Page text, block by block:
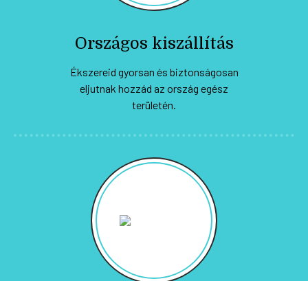
Országos kiszállítás
Ékszereid gyorsan és biztonságosan
eljutnak hozzád az ország egész
területén.